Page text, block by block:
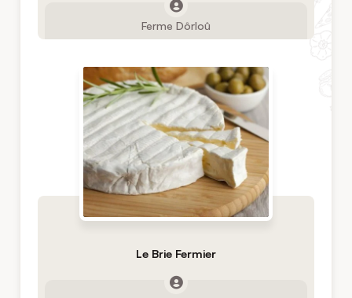
Ferme Dôrloû
Le Brie Fermier